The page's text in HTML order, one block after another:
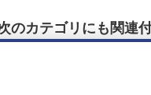
のカテゴリにも関連